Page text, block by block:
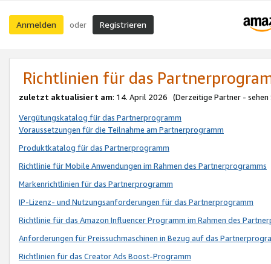
Anmelden oder Registrieren
Richtlinien für das
zuletzt aktualisiert am: 14. April 2026 (Derzeitige Partner - sehen
Vergütungskatalog für das Partnerprogramm
Voraussetzungen für die Teilnahme am Partnerprogramm
Produktkatalog für das Partnerprogramm
Richtlinie für Mobile Anwendungen im Rahmen des Partnerprogramms
Markenrichtlinien für das Partnerprogramm
IP-Lizenz- und Nutzungsanforderungen für das Partnerprogramm
Richtlinie für das Amazon Influencer Programm im Rahmen des
Anforderungen für Preissuchmaschinen in Bezug auf das
Richtlinien für das Creator Ads Boost-Programm